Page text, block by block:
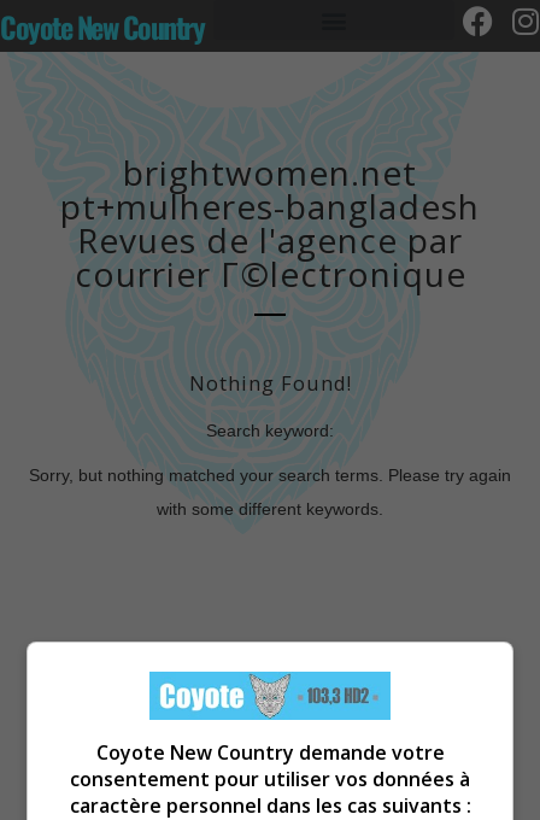
Coyote New Country
brightwomen.net
pt+mulheres-bangladesh
Revues de l'agence par
courrier Г©lectronique
Nothing Found!
Search keyword:
Sorry, but nothing matched your search terms. Please try again
with some different keywords.
Coyote New Country demande votre
consentement pour utiliser vos données à
caractère personnel dans les cas suivants :